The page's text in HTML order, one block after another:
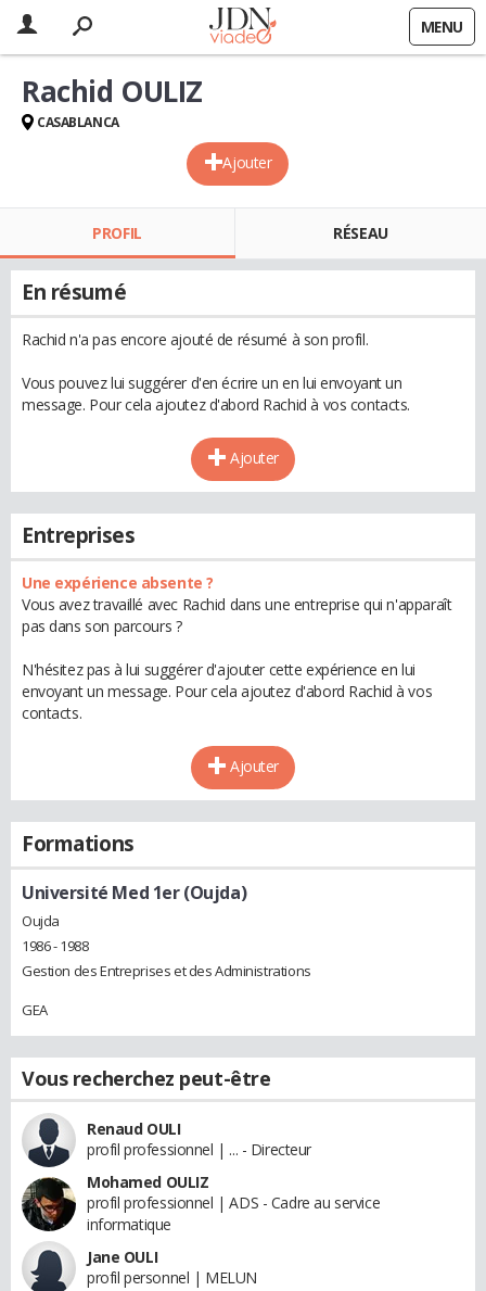
MENU
Ajouter
Rachid OULIZ
CASABLANCA
PROFIL RÉSEAU
En résumé
Rachid n'a pas encore ajouté de résumé à son profil.
Vous pouvez lui suggérer d'en écrire un en lui envoyant un
message. Pour cela ajoutez d'abord Rachid à vos contacts.
Ajouter
Entreprises
Une expérience absente ?
Vous avez travaillé avec Rachid dans une entreprise qui n'apparaît
pas dans son parcours ?
N'hésitez pas à lui suggérer d'ajouter cette expérience en lui
envoyant un message. Pour cela ajoutez d'abord Rachid à vos
contacts.
Ajouter
Formations
Université Med 1er (Oujda)
Oujda
1986 - 1988
Gestion des Entreprises et des Administrations
GEA
Vous recherchez peut-être
Renaud OULI
profil professionnel | ... - Directeur
Mohamed OULIZ
profil professionnel | ADS - Cadre au service
informatique
Jane OULI
profil personnel | MELUN